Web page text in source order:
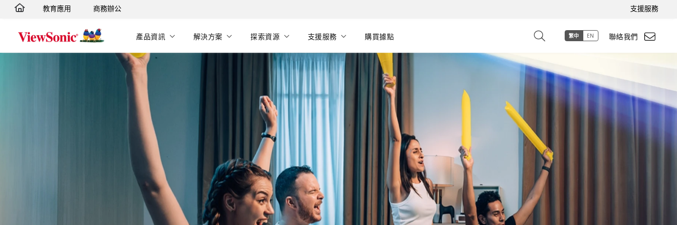
轉跳至主要內容
教育應用 商務辦公 支援服務
產品資訊 解決方案 探索資源 支援服務 購買據點 繁中 EN 聯絡我們